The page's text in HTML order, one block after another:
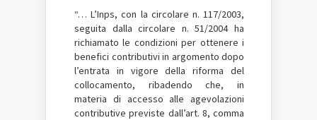
“… L’Inps, con la circolare n. 117/2003,
seguita dalla circolare n. 51/2004 ha
richiamato le condizioni per ottenere i
benefici contributivi in argomento dopo
l’entrata in vigore della riforma del
collocamento, ribadendo che, in
materia di accesso alle agevolazioni
contributive previste dall’art. 8, comma